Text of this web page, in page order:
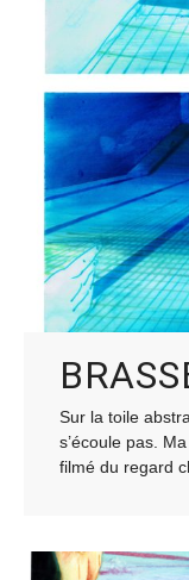
Sur la toile
s’écoule pas.
filmé du regard